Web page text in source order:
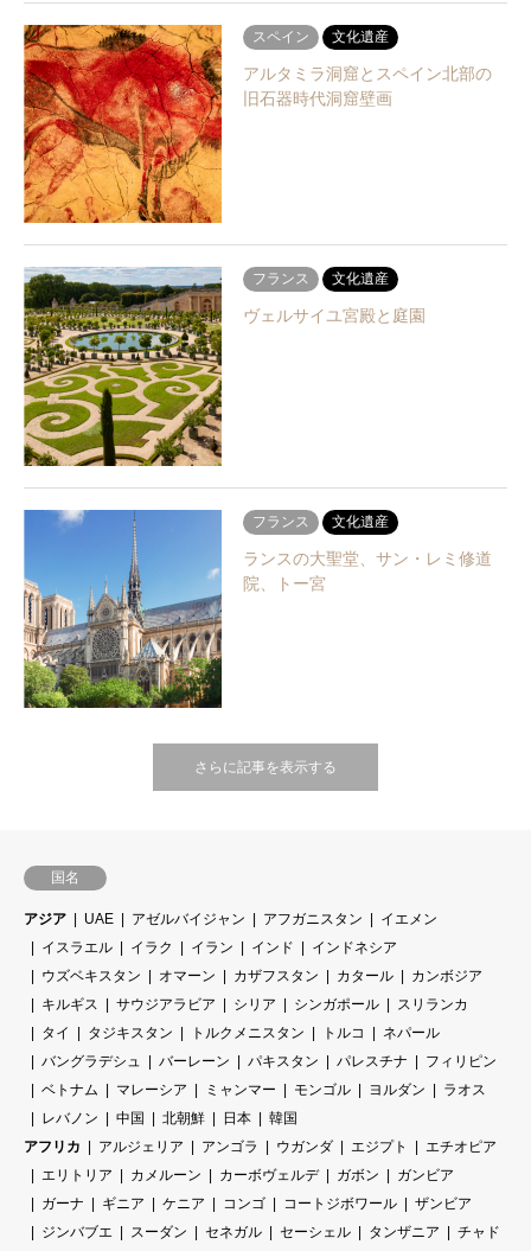
スペイン 文化遺産
アルタミラ洞窟とスペイン北部の
旧石器時代洞窟壁画
フランス 文化遺産
ヴェルサイユ宮殿と庭園
フランス 文化遺産
ランスの大聖堂、サン・レミ修道
院、トー宮
さらに記事を表示する
国名
アジア UAE アゼルバイジャン アフガニスタン
イエメン
イスラエル
イラク イラン インド
インドネシア
ウズベキスタン
オマーン カザフスタン カタール
カンボジア
キルギス
サウジアラビア シリア シンガポール
スリランカ
タイ
タジキスタン トルクメニスタン トルコ
ネパール
バングラデシュ
バーレーン パキスタン パレスチナ
フィリピン
ベトナム
マレーシア ミャンマー モンゴル ヨルダン
ラオス
レバノン
中国 北朝鮮 日本
韓国
アフリカ
アルジェリア アンゴラ ウガンダ エジプト
エチオピア
エリトリア
カメルーン カーボヴェルデ ガボン
ガンビア
ガーナ
ギニア ケニア コンゴ コートジボワール
ザンビア
ジンバブエ
スーダン セネガル セーシェル タンザニア
チャド